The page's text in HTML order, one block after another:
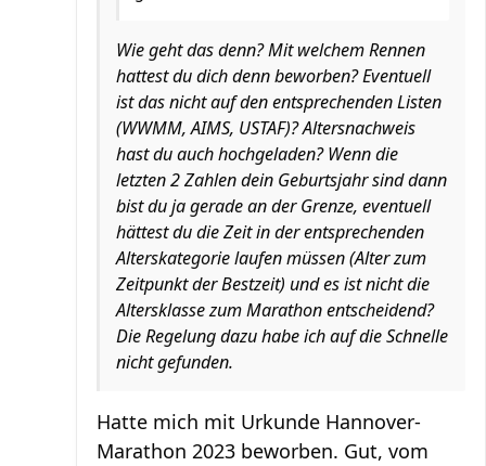
Wie geht das denn? Mit welchem Rennen
hattest du dich denn beworben? Eventuell
ist das nicht auf den entsprechenden Listen
(WWMM, AIMS, USTAF)? Altersnachweis
hast du auch hochgeladen? Wenn die
letzten 2 Zahlen dein Geburtsjahr sind dann
bist du ja gerade an der Grenze, eventuell
hättest du die Zeit in der entsprechenden
Alterskategorie laufen müssen (Alter zum
Zeitpunkt der Bestzeit) und es ist nicht die
Altersklasse zum Marathon entscheidend?
Die Regelung dazu habe ich auf die Schnelle
nicht gefunden.
Hatte mich mit Urkunde Hannover-
Marathon 2023 beworben. Gut, vom